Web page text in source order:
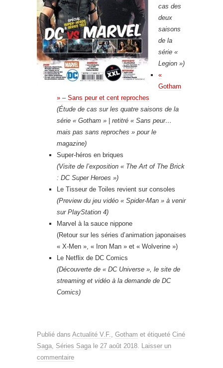
cas des
deux
saisons
de la
série «
Legion »)
«
Gotham
» – Sans peur et cent reproches
(Étude de cas sur les quatre saisons de la
série « Gotham »
retitré « Sans peur…
mais pas sans reproches » pour le
magazine)
Super-héros en briques
(Visite de l’exposition « The Art of The Brick
: DC Super Heroes »)
Le Tisseur de Toiles revient sur consoles
(Preview du jeu vidéo « Spider-Man » à venir
sur PlayStation 4)
Marvel à la sauce nippone
(Retour sur les séries d’animation japonaises
« X-Men », « Iron Man » et « Wolverine »)
Le Netflix de DC Comics
(Découverte de « DC Universe », le site de
streaming et vidéo à la demande de DC
Comics)
Publié dans Actualité V.F., Gotham et étiqueté Ciné
Saga, Séries Saga le 27 août 2018. Laisser un
commentaire